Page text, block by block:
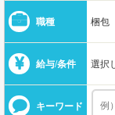
職種 梱包
給与/条件 選択
キーワード